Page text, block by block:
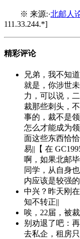
※ 来源:·北邮人
111.33.244.*]
精彩评论
兄弟，我不知
就是，你涉世
力，可以说，
裁那些刺头，
事的，裁不是
怎么才能成为
面这些东西恰
易||【 在
啊，如果北邮
同学，从自身
内应该是较强
中兴？昨天刚
知不转正||
唉，22届，被
别劝退了吧：
去私企，租房